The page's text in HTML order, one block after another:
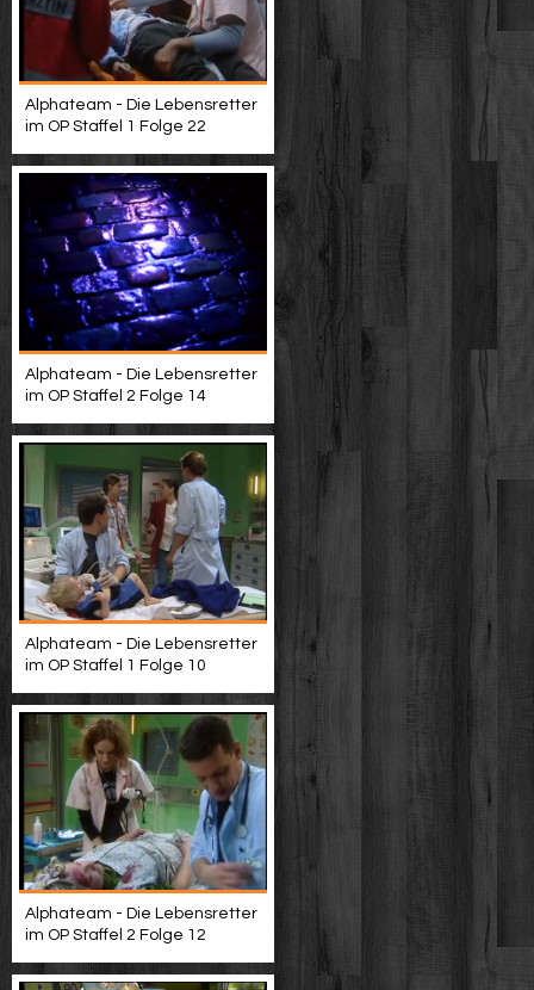
Alphateam - Die Lebensretter
im OP Staffel 1 Folge 22
Alphateam - Die Lebensretter
im OP Staffel 2 Folge 14
Alphateam - Die Lebensretter
im OP Staffel 1 Folge 10
Alphateam - Die Lebensretter
im OP Staffel 2 Folge 12